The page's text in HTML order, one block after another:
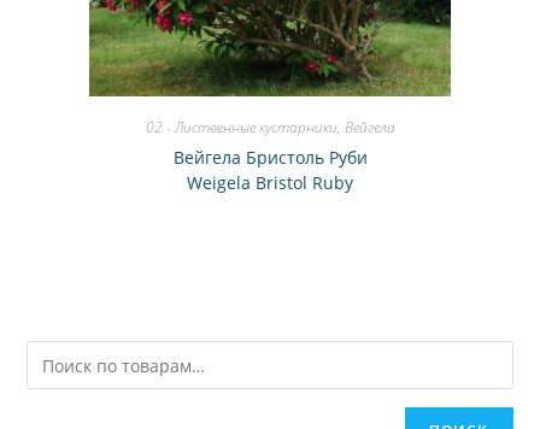
02 - Лиственные кустарники, Вейгела
Вейгела Бристоль Руби
Weigela Bristol Ruby